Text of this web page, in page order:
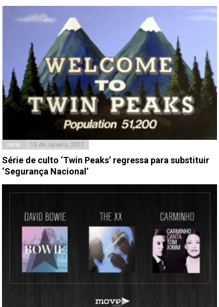
série 15 de Janeiro, 2017
Série de culto ‘Twin Peaks’ regressa para substituir
‘Segurança Nacional’